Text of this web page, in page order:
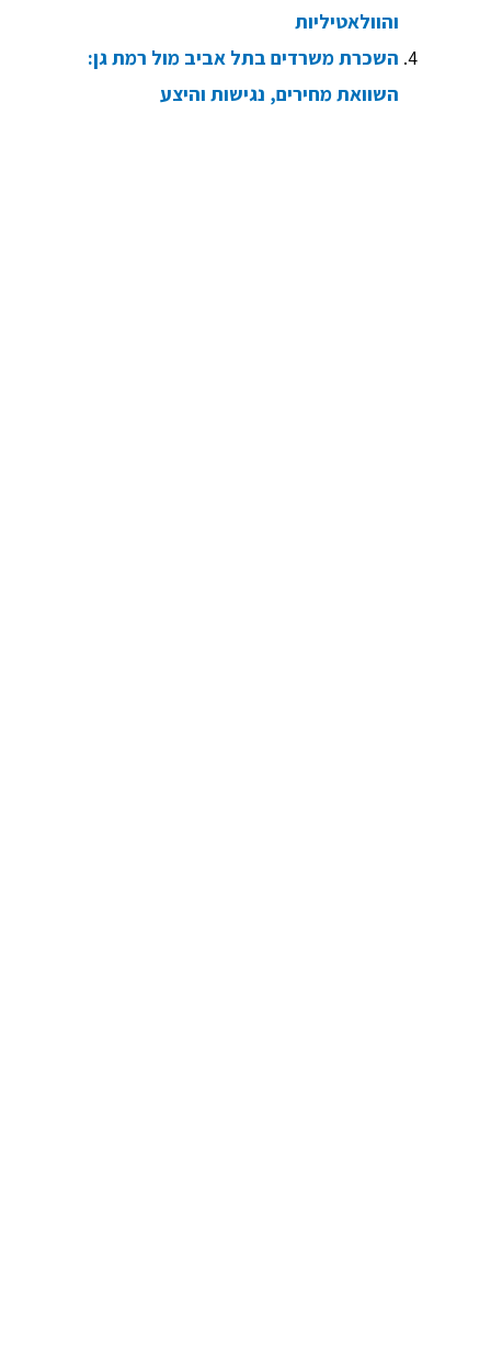
והוולאטיליות
השכרת משרדים בתל אביב מול רמת גן:
השוואת מחירים, נגישות והיצע